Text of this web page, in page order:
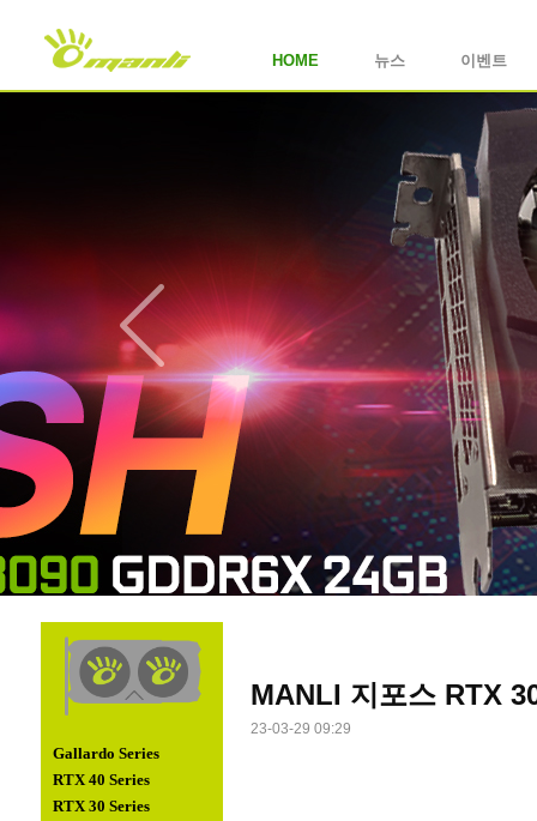
HOME 뉴스 이벤트
Gallardo Series
RTX 40 Series
RTX 30 Series
MANLI 지포스 RTX
23-03-29 09:29